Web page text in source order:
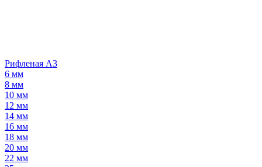
Рифленая А3
6 мм
8 мм
10 мм
12 мм
14 мм
16 мм
18 мм
20 мм
22 мм